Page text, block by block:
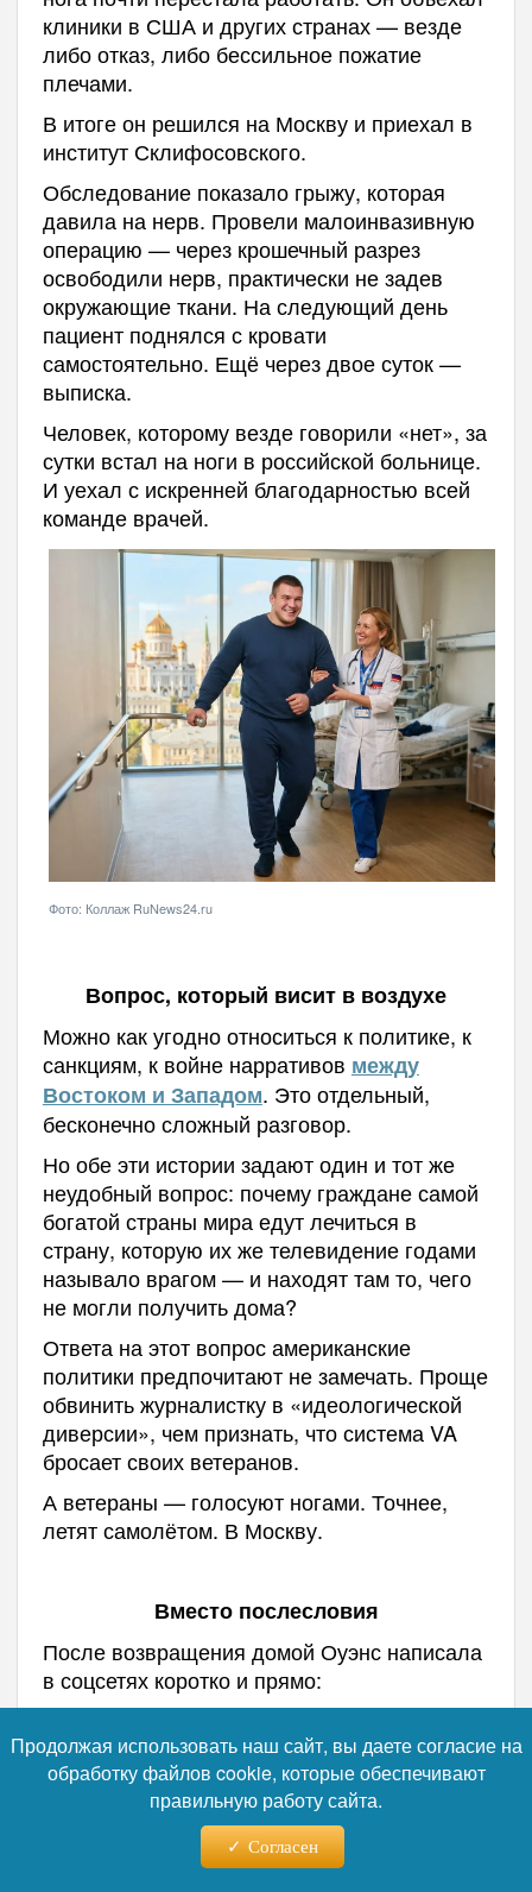
клиники в США и других странах — везде
либо отказ, либо бессильное пожатие
плечами.
В итоге он решился на Москву и приехал в
институт Склифосовского.
Обследование показало грыжу, которая
давила на нерв. Провели малоинвазивную
операцию — через крошечный разрез
освободили нерв, практически не задев
окружающие ткани. На следующий день
пациент поднялся с кровати
самостоятельно. Ещё через двое суток —
выписка.
Человек, которому везде говорили «нет», за
сутки встал на ноги в российской больнице.
И уехал с искренней благодарностью всей
команде врачей.
Фото: Коллаж RuNews24.ru
Вопрос, который висит в воздухе
Можно как угодно относиться к политике, к
санкциям, к войне нарративов между
Востоком и Западом. Это отдельный,
бесконечно сложный разговор.
Но обе эти истории задают один и тот же
неудобный вопрос: почему граждане самой
богатой страны мира едут лечиться в
страну, которую их же телевидение годами
называло врагом — и находят там то, чего
не могли получить дома?
Ответа на этот вопрос американские
политики предпочитают не замечать. Проще
обвинить журналистку в «идеологической
диверсии», чем признать, что система VA
бросает своих ветеранов.
А ветераны — голосуют ногами. Точнее,
летят самолётом. В Москву.
Вместо послесловия
После возвращения домой Оуэнс написала
в соцсетях коротко и прямо:
«Ребята, я люблю Россию.
Прекрасная страна и прекрасные люди».
За этой фразой — не политика. За ней —
Продолжая использовать наш сайт, вы даете согласие на
обработку файлов cookie, которые обеспечивают
правильную работу сайта.
Согласен